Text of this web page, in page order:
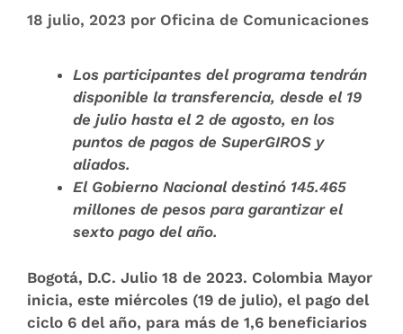
18 julio, 2023 por Oficina de Comunicaciones
Los participantes del programa tendrán
disponible la transferencia, desde el 19
de julio hasta el 2 de agosto, en los
puntos de pagos de SuperGIROS y
aliados.
El Gobierno Nacional destinó 145.465
millones de pesos para garantizar el
sexto pago del año.
Bogotá, D.C. Julio 18 de 2023. Colombia Mayor
inicia, este miércoles (19 de julio), el pago del
ciclo 6 del año, para más de 1,6 beneficiarios